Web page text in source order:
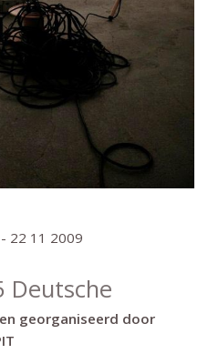
22 11 2009
Deutsche
georganiseerd door